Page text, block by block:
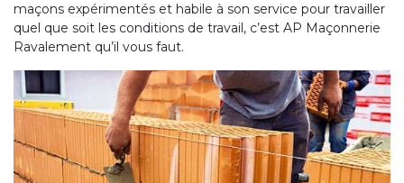
maçons expérimentés et habile à son service pour travailler
quel que soit les conditions de travail, c’est AP Maçonnerie
Ravalement qu’il vous faut.